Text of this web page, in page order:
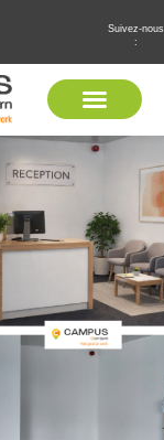
Suivez-nous
: